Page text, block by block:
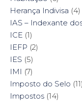
Herança Indivisa (4)
IAS – Indexante
ICE (1)
IEFP (2)
IES (5)
IMI (7)
Imposto do Selo (11)
Impostos (14)